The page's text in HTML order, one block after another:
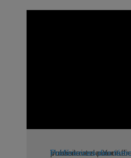
Vous devez autoriser les témoins publicitaires pour afficher les vidéos provenant de
Préférences des